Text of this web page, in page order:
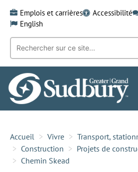
content
Emplois et carrières Accessibilité
English
Recherche
mot-
clé:
Accueil Vivre
Transport,
Construction
Projets de
Chemin Skead